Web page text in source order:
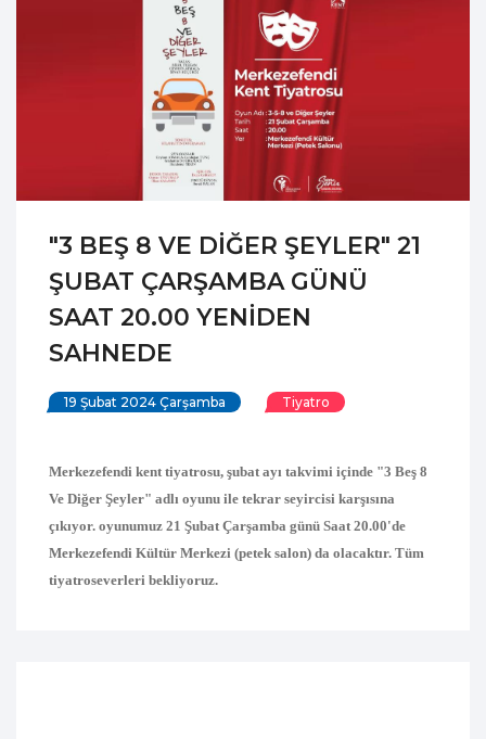
"3 BEŞ 8 VE DİĞER ŞEYLER" 21
ŞUBAT ÇARŞAMBA GÜNÜ
SAAT 20.00 YENİDEN
SAHNEDE
19 Şubat 2024 Çarşamba Tiyatro
Merkezefendi kent tiyatrosu, şubat ayı takvimi içinde "3 Beş 8
Ve Diğer Şeyler" adlı oyunu ile tekrar seyircisi karşısına
çıkıyor. oyunumuz 21 Şubat Çarşamba günü Saat 20.00'de
Merkezefendi Kültür Merkezi (petek salon) da olacaktır. Tüm
tiyatroseverleri bekliyoruz.